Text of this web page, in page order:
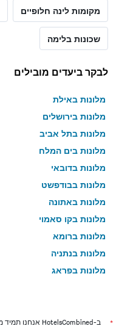
מקומות לינה חלופיים
שכונות בלימה
לבקר ביעדים מובילים
מלונות באילת
מלונות בירושלים
מלונות בתל אביב
מלונות בים המלח
מלונות בדובאי
מלונות בבודפשט
מלונות באתונה
מלונות בקו סאמוי
מלונות ברומא
מלונות בנתניה
מלונות בפראג
מלונות בניו יורק
*
ב-HotelsCombined אנחנו תמיד מנסים לקבל ולהציג תמחור מדויק, עם זאת,